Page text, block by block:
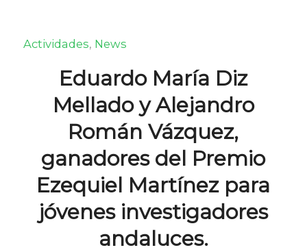
Actividades, News
Eduardo María Diz
Mellado y Alejandro
Román Vázquez,
ganadores del Premio
Ezequiel Martínez para
jóvenes investigadores
andaluces.